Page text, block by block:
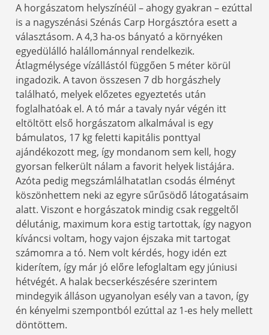
A horgászatom helyszínéül – ahogy gyakran – ezúttal
is a nagyszénási Szénás Carp Horgásztóra esett a
választásom. A 4,3 ha-os bányató a környéken
egyedülálló halállománnyal rendelkezik.
Átlagmélysége vízállástól függően 5 méter körül
ingadozik. A tavon összesen 7 db horgászhely
található, melyek előzetes egyeztetés után
foglalhatóak el. A tó már a tavaly nyár végén itt
eltöltött első horgászatom alkalmával is egy
bámulatos, 17 kg feletti kapitális ponttyal
ajándékozott meg, így mondanom sem kell, hogy
gyorsan felkerült nálam a favorit helyek listájára.
Azóta pedig megszámlálhatatlan csodás élményt
köszönhettem neki az egyre sűrűsödő látogatásaim
alatt. Viszont e horgászatok mindig csak reggeltől
délutánig, maximum kora estig tartottak, így nagyon
kíváncsi voltam, hogy vajon éjszaka mit tartogat
számomra a tó. Nem volt kérdés, hogy idén ezt
kiderítem, így már jó előre lefoglaltam egy júniusi
hétvégét. A halak becserkészésére szerintem
mindegyik álláson ugyanolyan esély van a tavon, így
én kényelmi szempontból ezúttal az 1-es hely mellett
döntöttem.